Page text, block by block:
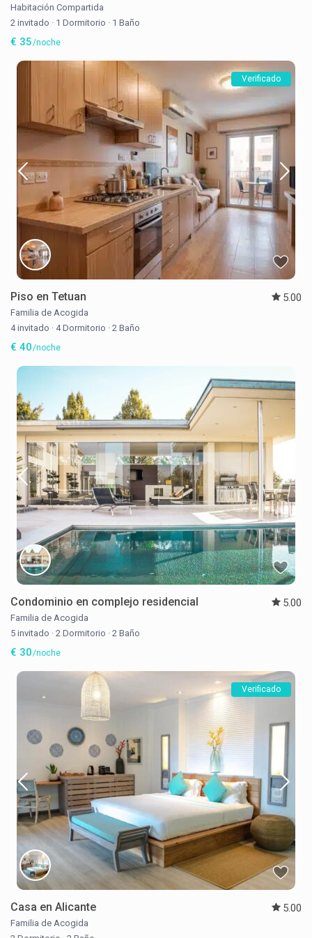
Habitación Compartida
2 invitado · 1 Dormitorio · 1 Baño
€ 35/noche
Verificado
Piso en Tetuan 5.00
Familia de Acogida
4 invitado · 4 Dormitorio · 2 Baño
€ 40/noche
Condominio en complejo residencial 5.00
Familia de Acogida
5 invitado · 2 Dormitorio · 2 Baño
€ 30/noche
Verificado
Casa en Alicante 5.00
Familia de Acogida